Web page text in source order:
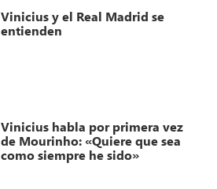
Vinicius y el Real Madrid se
entienden
Vinicius habla por primera vez
de Mourinho: «Quiere que sea
como siempre he sido»